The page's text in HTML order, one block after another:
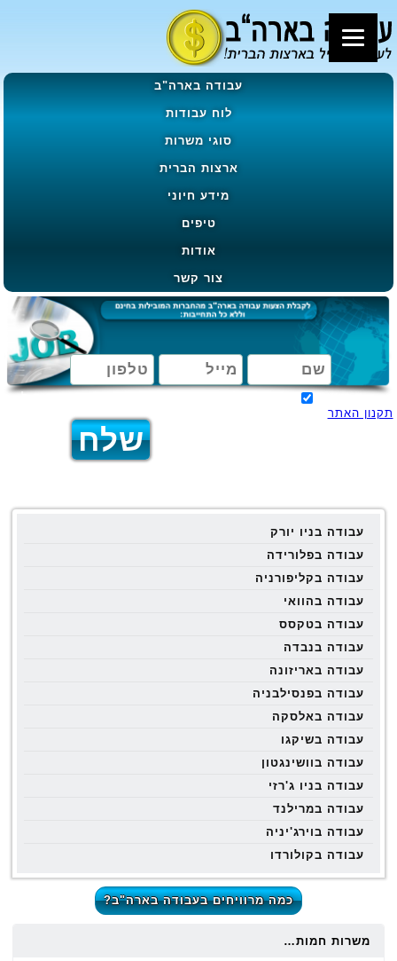
עבודה בארה"ב
לוח עבודות
סוגי משרות
ארצות הברית
מידע חיוני
טיפים
אודות
צור קשר
תקנון האתר
עבודה בניו יורק
עבודה בפלורידה
עבודה בקליפורניה
עבודה בהוואי
עבודה בטקסס
עבודה בנבדה
עבודה באריזונה
עבודה בפנסילבניה
עבודה באלסקה
עבודה בשיקגו
עבודה בוושינגטון
עבודה בניו ג'רזי
עבודה במרילנד
עבודה בוירג'יניה
עבודה בקולורדו
כמה מרוויחים בעבודה בארה"ב?
משרות חמות…